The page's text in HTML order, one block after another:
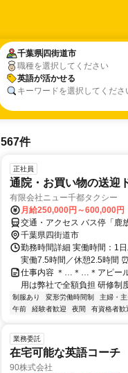
千葉県 四街道市
職種を選択してください
英語が活かせる
キーワードを選択してくださ
千葉県 四街道市
英語が活かせる
567件
正社員
通院・お買い物の送迎
有限会社ニュー千都タクシー
月給250,000円～600,000円
交通・アクセス バス停「鹿
千葉県四街道市
勤務時間詳細 実働時間：1
実働7.5時間／休憩2.5時間
仕事内容 ＊…＊…＊アピー
用は弊社で全額負担 研修制
制服あり 変形労働時間制 主婦・
午前
経験者歓迎 夜間 有資格者歓
業務委託
在宅可能な英語コーチ
90株式会社